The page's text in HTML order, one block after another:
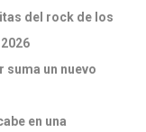
del rock de los
suma un nuevo
en una